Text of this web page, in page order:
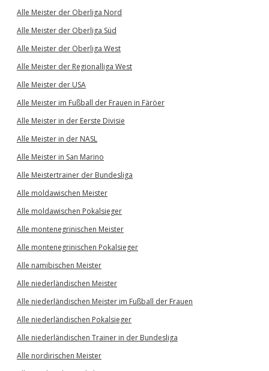
Alle Meister der Oberliga Nord
Alle Meister der Oberliga Süd
Alle Meister der Oberliga West
Alle Meister der Regionalliga West
Alle Meister der USA
Alle Meister im Fußball der Frauen in Färöer
Alle Meister in der Eerste Divisie
Alle Meister in der NASL
Alle Meister in San Marino
Alle Meistertrainer der Bundesliga
Alle moldawischen Meister
Alle moldawischen Pokalsieger
Alle montenegrinischen Meister
Alle montenegrinischen Pokalsieger
Alle namibischen Meister
Alle niederländischen Meister
Alle niederländischen Meister im Fußball der Frauen
Alle niederländischen Pokalsieger
Alle niederländischen Trainer in der Bundesliga
Alle nordirischen Meister